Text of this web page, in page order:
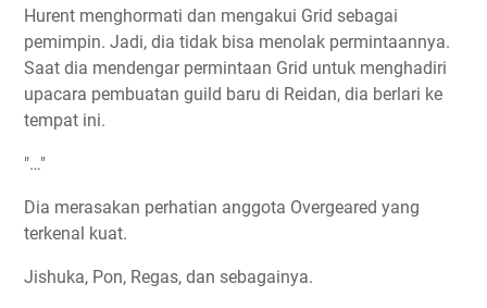
Hurent menghormati dan mengakui Grid sebagai
pemimpin. Jadi, dia tidak bisa menolak permintaannya.
Saat dia mendengar permintaan Grid untuk menghadiri
upacara pembuatan guild baru di Reidan, dia berlari ke
tempat ini.
"…"
Dia merasakan perhatian anggota Overgeared yang
terkenal kuat.
Jishuka, Pon, Regas, dan sebagainya.